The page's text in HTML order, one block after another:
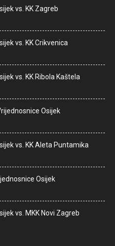
vs. KK Zagreb
vs. KK Crikvenica
vs. KK Ribola Kaštela
Osijek
vs. KK Aleta Puntamika
Osijek
vs. MKK Novi Zagreb